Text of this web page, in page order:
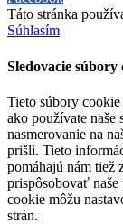
Táto stránka
Súhlasím
Sledovacie súbory
Tieto súbory
ako používate
nasmerovanie na
prišli. Tieto
pomáhajú nám tiež
prispôsobovať
cookie môžu
strán.